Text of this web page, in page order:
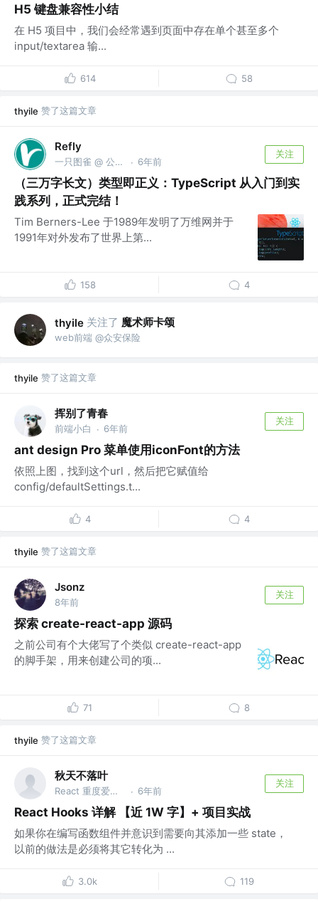
H5 键盘兼容性小结
在 H5 项目中，我们会经常遇到页面中存在单个甚至多个
input/textarea 输...
614 58
thyile 赞了这篇文章
Refly
一只图雀 @ 公众号「图雀社区」 · 6年前
关注
（三万字长文）类型即正义：TypeScript 从入门到实
践系列，正式完结！
Tim Berners-Lee 于1989年发明了万维网并于
1991年对外发布了世界上第...
158 4
thyile 关注了 魔术师卡颂
web前端 @众安保险
thyile 赞了这篇文章
挥别了青春
前端小白 · 6年前
关注
ant design Pro 菜单使用iconFont的方法
依照上图，找到这个url，然后把它赋值给
config/defaultSettings.t...
4 4
thyile 赞了这篇文章
Jsonz
8年前
关注
探索 create-react-app 源码
之前公司有个大佬写了个类似 create-react-app
的脚手架，用来创建公司的项...
71 8
thyile 赞了这篇文章
秋天不落叶
React 重度爱好者 · 6年前
关注
React Hooks 详解 【近 1W 字】+ 项目实战
如果你在编写函数组件并意识到需要向其添加一些 state，
以前的做法是必须将其它转化为 ...
3.0k 119